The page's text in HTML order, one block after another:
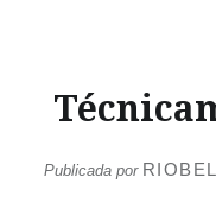
Publicada por